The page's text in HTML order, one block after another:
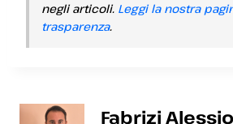
negli articoli. Leggi la nostra
trasparenza.
Fabrizi Alessio